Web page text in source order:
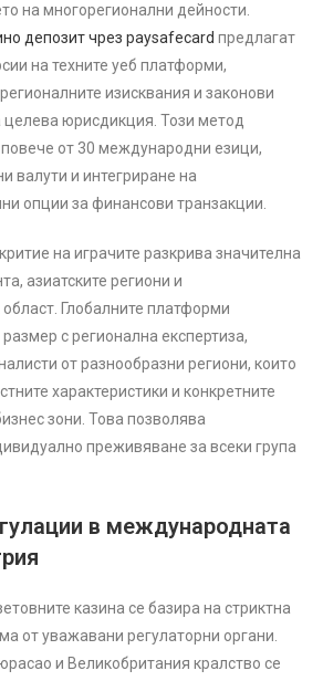
на многорегионални дейности.
депозит чрез paysafecard предлагат
на техните уеб платформи,
изисквания и законови
целева юрисдикция. Този метод
от 30 международни езици,
валути и интегриране на
опции за финансови транзакции.
на играчите разкрива значителна
азиатските региони и
Глобалните платформи
с регионална експертиза,
от разнообразни региони, които
характеристики и конкретните
зони. Това позволява
преживяване за всеки група
в международната
казина се базира на стриктна
от уважавани регулаторни органи.
и Великобритания кралство се